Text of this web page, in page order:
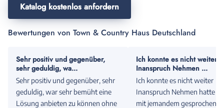
Katalog kostenlos anfordern
Bewertungen von Town & Country Haus Deutschland
Sehr positiv und gegenüber,
sehr geduldig, wa...
Sehr positiv und gegenüber, sehr
geduldig, war sehr bemüht eine
Lösung anbieten zu können ohne
Ich konnte es nicht weiter
Inanspruch Nehmen ...
Ich konnte es nicht weiter
Inanspruch Nehmen hatte
mit jemandem gesprochen Das